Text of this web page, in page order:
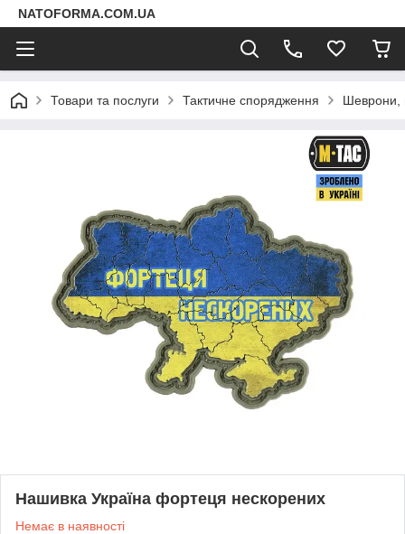
NATOFORMA.COM.UA
Товари та послуги Тактичне спорядження Шеврони,
Нашивка Україна фортеця нескорених
Немає в наявності